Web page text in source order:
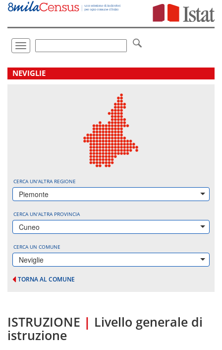
Vai
direttamente
Toggle
navigation
.
NEVIGLIE
CERCA UN'ALTRA REGIONE
Piemonte
CERCA UN'ALTRA PROVINCIA
Cuneo
CERCA UN COMUNE
Neviglie
TORNA AL COMUNE
ISTRUZIONE | Livello generale di
istruzione